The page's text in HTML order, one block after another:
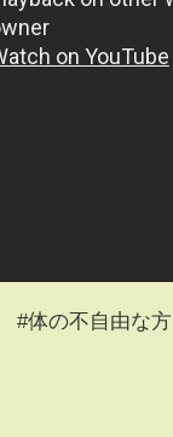
体の不自由な方